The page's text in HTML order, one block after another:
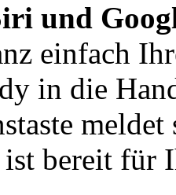
und
einfach
in die
meldet
bereit für